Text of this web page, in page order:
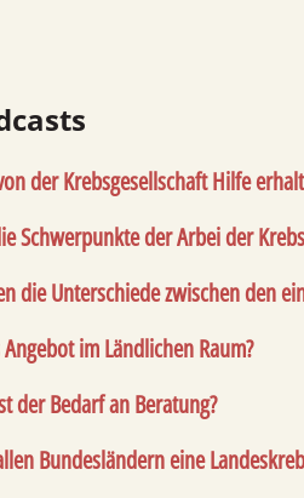
der Krebsgesellschaft Hilfe
Schwerpunkte der Arbei der
die Unterschiede zwischen den
im Ländlichen Raum?
der Bedarf an Beratung?
Bundesländern eine